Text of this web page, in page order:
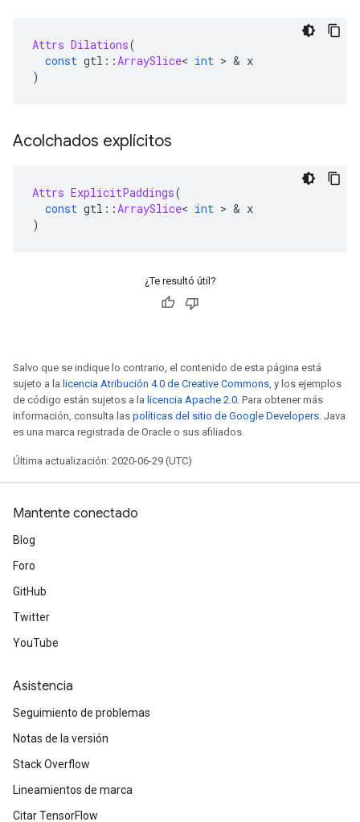
Attrs Dilations(
const gtl ::ArraySlice< int > & x
)
Acolchados explícitos
Attrs ExplicitPaddings(
const gtl ::ArraySlice< int > & x
)
¿Te resultó útil?
Salvo que se indique lo contrario, el contenido de esta página está
sujeto a la licencia Atribución 4.0 de Creative Commons, y los ejemplos
de código están sujetos a la licencia Apache 2.0. Para obtener más
información, consulta las políticas del sitio de Google Developers. Java
es una marca registrada de Oracle o sus afiliados.
Última actualización: 2020-06-29 (UTC)
Mantente conectado
Blog
Foro
GitHub
Twitter
YouTube
Asistencia
Seguimiento de problemas
Notas de la versión
Stack Overflow
Lineamientos de marca
Citar TensorFlow